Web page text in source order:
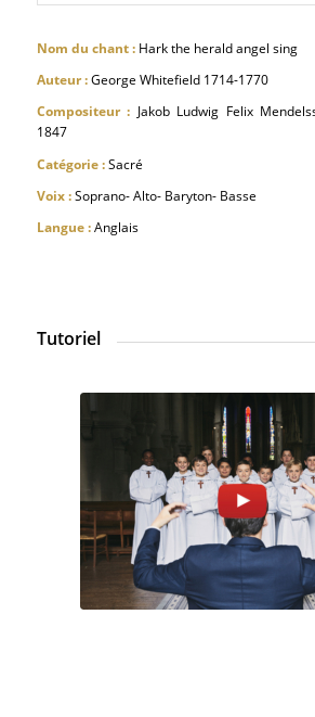
Nom du chant :Hark the herald angel sing
Auteur :George Whitefield 1714-1770
Compositeur : Jakob Ludwig Felix
1847
Catégorie :Sacré
Voix :Soprano- Alto- Baryton- Basse
Langue :Anglais
Tutoriel